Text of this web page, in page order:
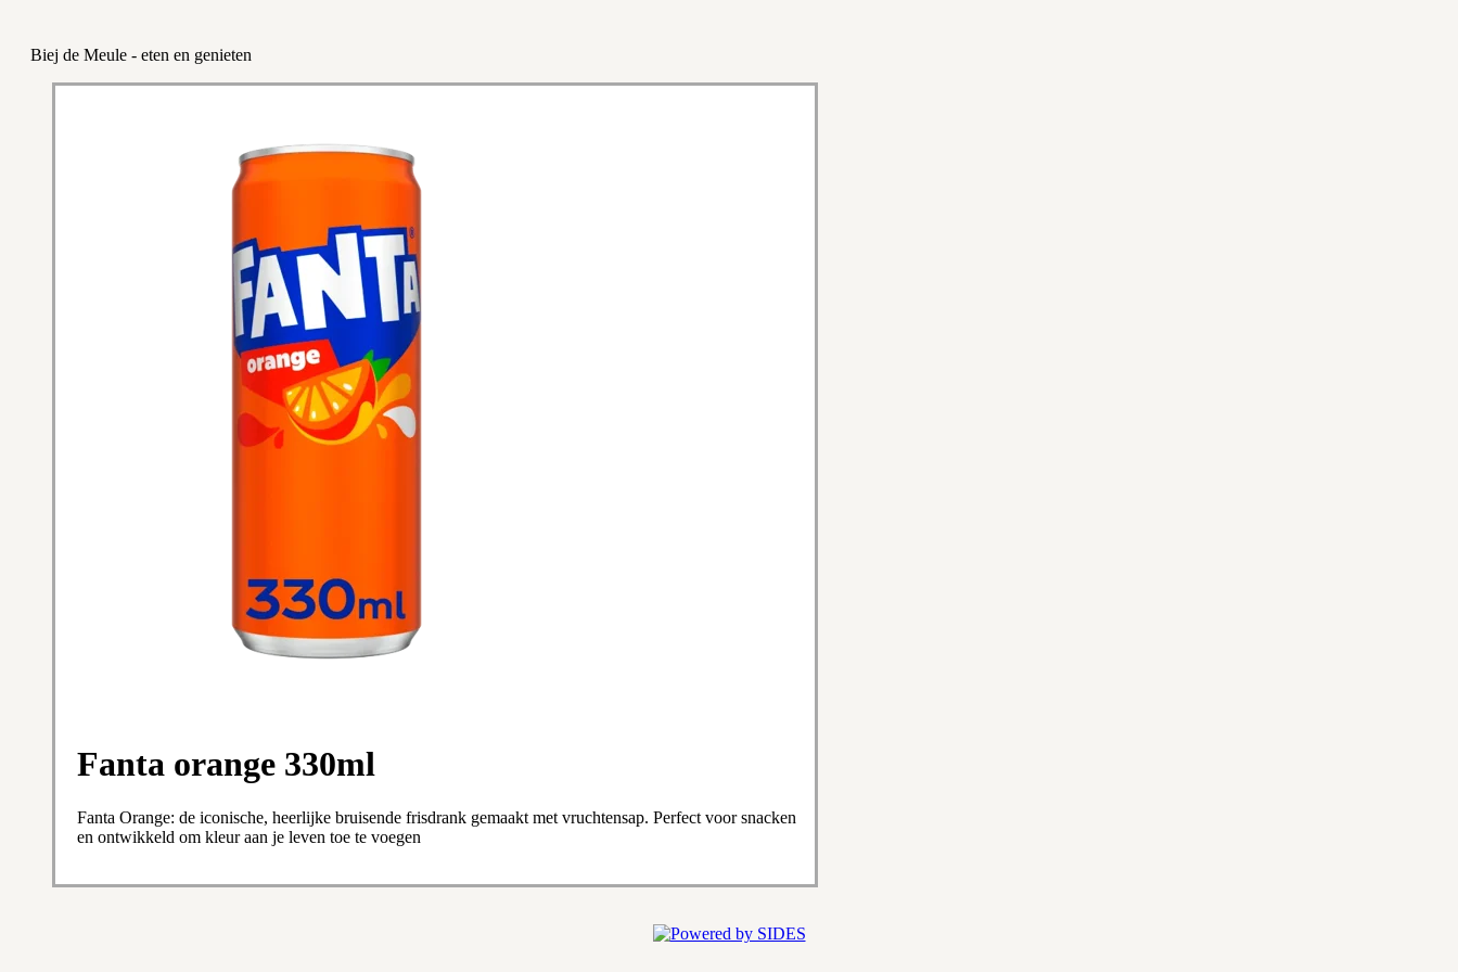
Biej de Meule - eten en genieten
Fanta orange 330ml
Fanta Orange: de iconische, heerlijke bruisende frisdrank gemaakt met vruchtensap. Perfect voor snacken
en ontwikkeld om kleur aan je leven toe te voegen